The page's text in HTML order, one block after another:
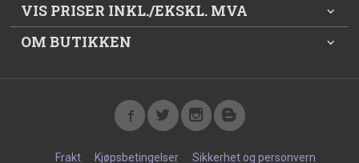
VIS PRISER INKL./EKSKL. MVA
OM BUTIKKEN
Frakt Kjøpsbetingelser Sikkerhet og personvern